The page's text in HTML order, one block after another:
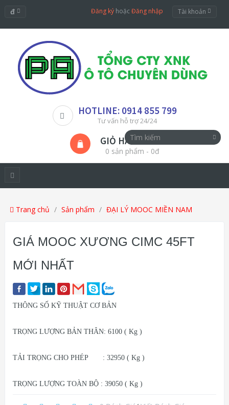
đ Đăng ký hoặcĐăng nhập Tài khoản
HOTLINE: 0914 855 799
Tư vấn hỗ trợ 24/24
GIỎ HÀNG
0 sản phẩm - 0đ
Trang chủ Sản phẩm ĐẠI LÝ MOOC MIỀN NAM
GIÁ MOOC XƯƠNG CIMC 45FT
MỚI NHẤT
THÔNG SỐ KỸ THUẬT CƠ BẢN
TRỌNG LƯỢNG BẢN THÂN: 6100 ( Kg )
TẢI TRỌNG CHO PHÉP : 32950 ( Kg )
TRỌNG LƯỢNG TOÀN BỘ : 39050 ( Kg )